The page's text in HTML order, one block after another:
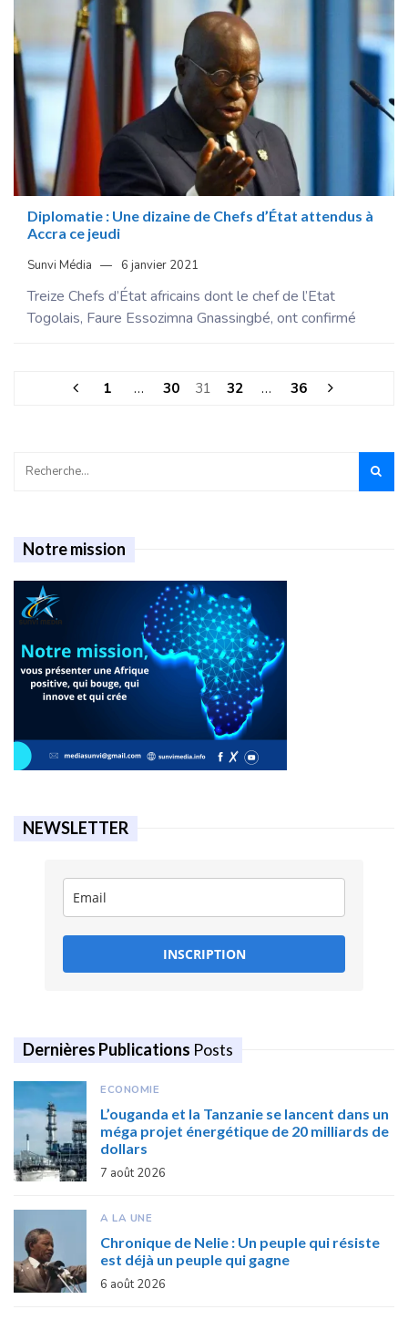
Diplomatie : Une dizaine de Chefs d’État attendus à
Accra ce jeudi
Sunvi Média 6 janvier 2021
Treize Chefs d’État africains dont le chef de l’Etat
Togolais, Faure Essozimna Gnassingbé, ont confirmé
1 … 30 31 32 … 36
Notre mission
NEWSLETTER
INSCRIPTION
Dernières Publications Posts
ECONOMIE
L’ouganda et la Tanzanie se lancent dans un
méga projet énergétique de 20 milliards de
dollars
7 août 2026
A LA UNE
Chronique de Nelie : Un peuple qui résiste
est déjà un peuple qui gagne
6 août 2026